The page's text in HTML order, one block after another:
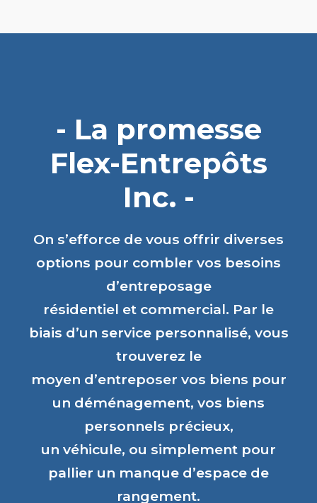
- La promesse
Flex-Entrepôts
Inc. -
On s’efforce de vous offrir diverses
options pour combler vos besoins
d’entreposage
résidentiel et commercial. Par le
biais d’un service personnalisé, vous
trouverez le
moyen d’entreposer vos biens pour
un déménagement, vos biens
personnels précieux,
un véhicule, ou simplement pour
pallier un manque d’espace de
rangement.